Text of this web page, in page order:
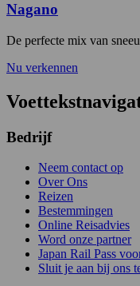
Nagano
De perfecte mix van
Nu verkennen
Bedrijf
Neem contact op
Over Ons
Reizen
Bestemmingen
Online Reisadvies
Word onze partner
Japan Rail Pass
Sluit je aan bij ons